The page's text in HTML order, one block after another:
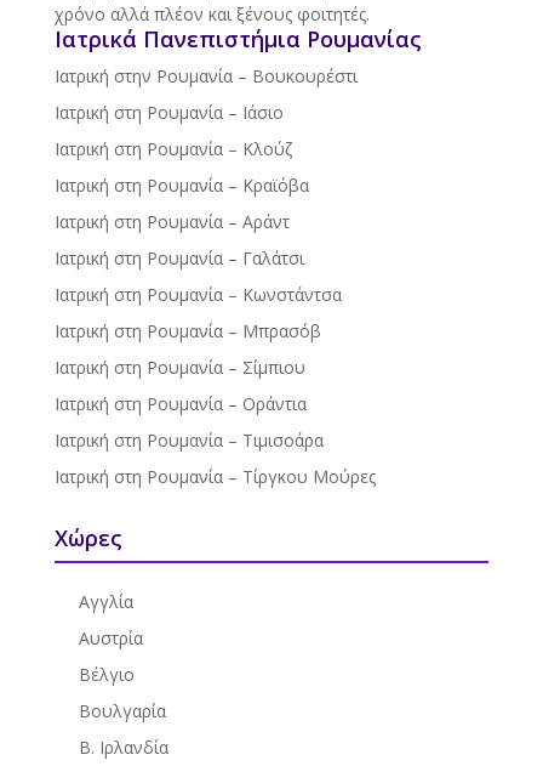
χρόνο αλλά πλέον και ξένους φοιτητές.
Ιατρικά Πανεπιστήμια Ρουμανίας
Ιατρική στην Ρουμανία – Βουκουρέστι
Ιατρική στη Ρουμανία – Ιάσιο
Ιατρική στη Ρουμανία – Κλούζ
Ιατρική στη Ρουμανία – Κραϊόβα
Ιατρική στη Ρουμανία – Αράντ
Ιατρική στη Ρουμανία – Γαλάτσι
Ιατρική στη Ρουμανία – Κωνστάντσα
Ιατρική στη Ρουμανία – Μπρασόβ
Ιατρική στη Ρουμανία – Σίμπιου
Ιατρική στη Ρουμανία – Οράντια
Ιατρική στη Ρουμανία – Τιμισοάρα
Ιατρική στη Ρουμανία – Τίργκου Μούρες
Χώρες
Αγγλία
Αυστρία
Βέλγιο
Βουλγαρία
Β. Ιρλανδία